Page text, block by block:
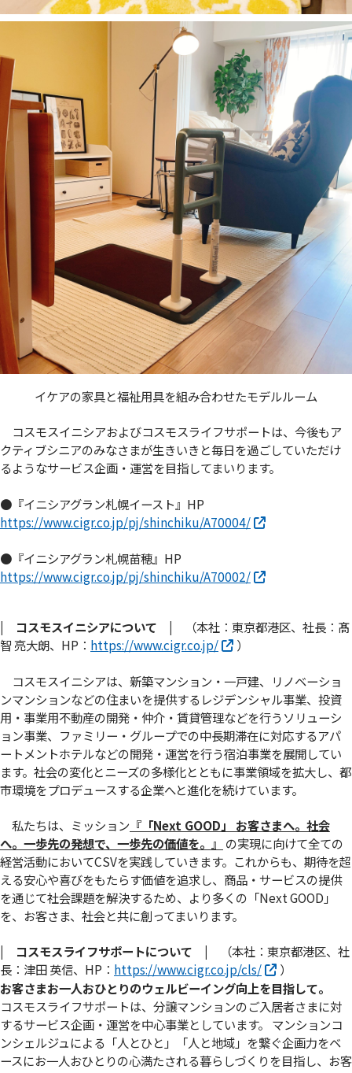
イケアの家具と福祉用具を組み合わせたモデルルーム
コスモスイニシアおよびコスモスライフサポートは、今後もア
クティブシニアのみなさまが生きいきと毎日を過ごしていただけ
るようなサービス企画・運営を目指してまいります。
●『イニシアグラン札幌イースト』HP
https://www.cigr.co.jp/pj/shinchiku/A70004/
●『イニシアグラン札幌苗穂』HP
https://www.cigr.co.jp/pj/shinchiku/A70002/
| コスモスイニシアについて | （本社：東京都港区、社長：髙
智 亮大朗、HP： https://www.cigr.co.jp/ ）
コスモスイニシアは、新築マンション・一戸建、リノベーショ
ンマンションなどの住まいを提供するレジデンシャル事業、投資
用・事業用不動産の開発・仲介・賃貸管理などを行うソリューシ
ョン事業、ファミリー・グループでの中長期滞在に対応するアパ
ートメントホテルなどの開発・運営を行う宿泊事業を展開してい
ます。社会の変化とニーズの多様化とともに事業領域を拡大し、都
市環境をプロデュースする企業へと進化を続けています。
私たちは、ミッション 『「Next GOOD」 お客さまへ。社会
へ。⼀歩先の発想で、⼀歩先の価値を。』 の実現に向けて全ての
経営活動においてCSVを実践していきます。これからも、期待を超
える安心や喜びをもたらす価値を追求し、商品・サービスの提供
を通じて社会課題を解決するため、より多くの「Next GOOD」
を、お客さま、社会と共に創ってまいります。
| コスモスライフサポートについて |
（本社：東京都港区、社
長：津田 英信、HP： https://www.cigr.co.jp/cls/
）
お客さまお一人おひとりのウェルビーイング向上を目指して。
コスモスライフサポートは、分譲マンションのご入居者さまに対
するサービス企画・運営を中心事業としています。 マンションコ
ンシェルジュによる「人とひと」「人と地域」を繋ぐ企画力をベ
ースにお一人おひとりの心満たされる暮らしづくりを目指し、お客